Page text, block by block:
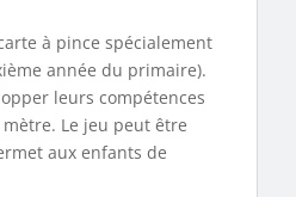
à pince spécialement
année du primaire).
leurs compétences
Le jeu peut être
aux enfants de